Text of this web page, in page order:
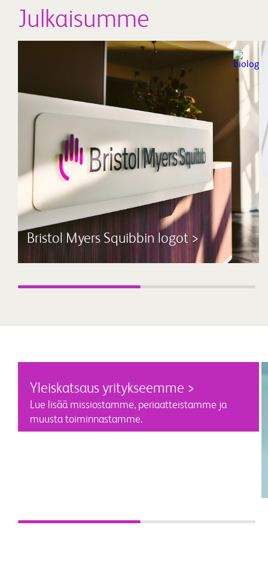
Julkaisumme
Bristol Myers Squibbin logot >
Yleiskatsaus yritykseemme >
Lue lisää missiostamme, periaatteistamme ja
muusta toiminnastamme.